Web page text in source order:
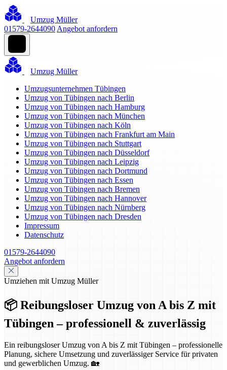
Umzug Müller
01579-2644090 Angebot anfordern
Umzug Müller
Umzugsunternehmen Tübingen
Umzug von Tübingen nach Berlin
Umzug von Tübingen nach Hamburg
Umzug von Tübingen nach München
Umzug von Tübingen nach Köln
Umzug von Tübingen nach Frankfurt am Main
Umzug von Tübingen nach Stuttgart
Umzug von Tübingen nach Düsseldorf
Umzug von Tübingen nach Leipzig
Umzug von Tübingen nach Dortmund
Umzug von Tübingen nach Essen
Umzug von Tübingen nach Bremen
Umzug von Tübingen nach Hannover
Umzug von Tübingen nach Nürnberg
Umzug von Tübingen nach Dresden
Impressum
Datenschutz
01579-2644090
Angebot anfordern
Umziehen mit Umzug Müller
📦 Reibungsloser Umzug von A bis Z mit
Tübingen – professionell & zuverlässig
Ein reibungsloser Umzug von A bis Z mit Tübingen – professionelle
Planung, sichere Umsetzung und zuverlässiger Service für privaten
und gewerblichen Umzug. 🏡